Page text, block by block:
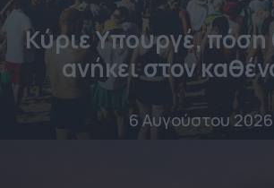
Κύριε Υπουργέ,
ανήκει στον
6 Αυγούστου 2026